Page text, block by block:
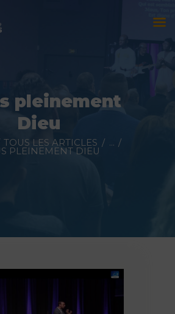
pleinement
Dieu
TOUS LES ARTICLES ...
PLEINEMENT DIEU